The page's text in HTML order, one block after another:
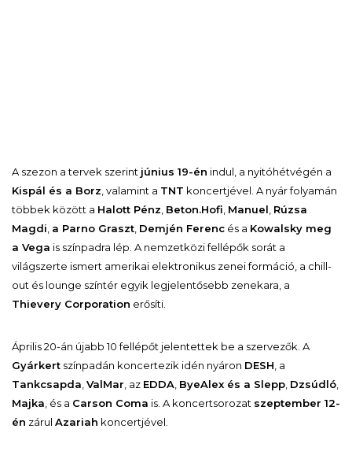
A szezon a tervek szerint június 19-én indul, a nyitóhétvégén a
Kispál és a Borz, valamint a TNT koncertjével. A nyár folyamán
többek között a Halott Pénz, Beton.Hofi, Manuel, Rúzsa
Magdi, a Parno Graszt, Demjén Ferenc és a Kowalsky meg
a Vega is színpadra lép. A nemzetközi fellépők sorát a
világszerte ismert amerikai elektronikus zenei formáció, a chill-
out és lounge színtér egyik legjelentősebb zenekara, a
Thievery Corporation erősíti.
Április 20-án újabb 10 fellépőt jelentettek be a szervezők. A
Gyárkert színpadán koncertezik idén nyáron DESH, a
Tankcsapda,ValMar, az EDDA, ByeAlex és a Slepp, Dzsúdló,
Majka, és a Carson Coma is. A koncertsorozat szeptember 12-
én zárul Azariah koncertjével.